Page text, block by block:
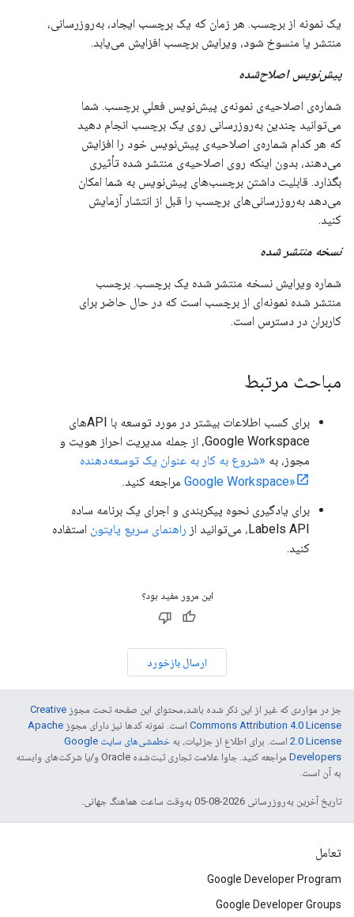
یک نمونه از برچسب. هر زمان که یک برچسب ایجاد، به‌روزرسانی،
منتشر یا منسوخ شود، ویرایش برچسب افزایش می‌یابد.
پیش‌نویس اصلاح‌شده
شماره‌ی اصلاحیه‌ی نمونه‌ی پیش‌نویس فعلیِ برچسب. شما
می‌توانید چندین به‌روزرسانی روی یک برچسب انجام دهید
که هر کدام شماره‌ی اصلاحیه‌ی پیش‌نویس خود را افزایش
می‌دهند، بدون اینکه روی اصلاحیه‌ی منتشر شده تأثیری
بگذارد. قابلیت داشتن برچسب‌های پیش‌نویس به شما امکان
می‌دهد به‌روزرسانی‌های برچسب را قبل از انتشار آزمایش
کنید.
نسخه منتشر شده
شماره ویرایش نسخه منتشر شده یک برچسب. برچسب
منتشر شده نمونه‌ای از برچسب است که در حال حاضر برای
کاربران در دسترس است.
مباحث مرتبط
برای کسب اطلاعات بیشتر در مورد توسعه با APIهای
Google Workspace، از جمله مدیریت احراز هویت و
مجوز، به «شروع به کار به عنوان یک توسعه‌دهنده
Google Workspace» مراجعه کنید.
برای یادگیری نحوه پیکربندی و اجرای یک برنامه ساده
Labels API، می‌توانید از
راهنمای سریع پایتون استفاده
کنید.
این مرور مفید بود؟
ارسال بازخورد
جز در مواردی که غیر از این ذکر شده باشد،‌محتوای این صفحه تحت مجوز Creative
Commons Attribution 4.0 License است. نمونه کدها نیز دارای مجوز Apache
2.0 License است. برای اطلاع از جزئیات، به
خطمشی‌های سایت Google
Developers‏
مراجعه کنید. جاوا علامت تجاری ثبت‌شده Oracle و/یا شرکت‌های وابسته
به آن است.
تاریخ آخرین به‌روزرسانی 2026-08-05 به‌وقت ساعت هماهنگ جهانی.
تعامل
Google Developer Program
Google Developer Groups